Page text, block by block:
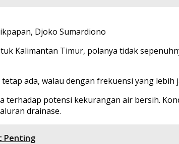
Djoko Sumardiono
Kalimantan Timur, polanya tidak
ada, walau dengan frekuensi yang
terhadap potensi kekurangan air bersih.
drainase.
Penting